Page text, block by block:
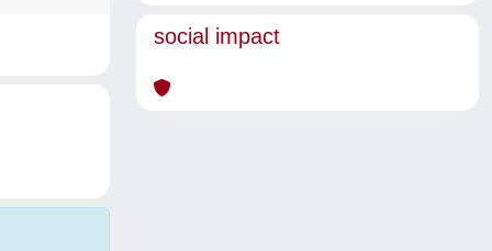
social impact